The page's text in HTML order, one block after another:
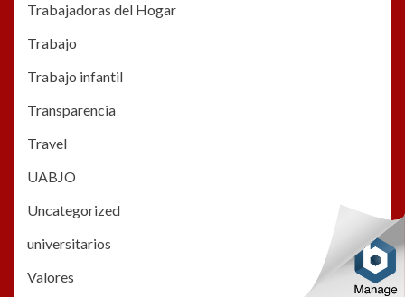
Trabajadoras del Hogar
Trabajo
Trabajo infantil
Transparencia
Travel
UABJO
Uncategorized
universitarios
Valores